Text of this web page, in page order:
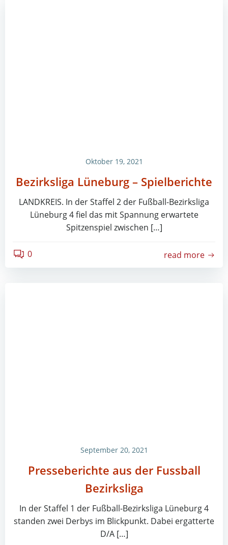
Oktober 19, 2021
Bezirksliga Lüneburg – Spielberichte
LANDKREIS. In der Staffel 2 der Fußball-Bezirksliga
Lüneburg 4 fiel das mit Spannung erwartete
Spitzenspiel zwischen […]
0 read more
September 20, 2021
Presseberichte aus der Fussball
Bezirksliga
In der Staffel 1 der Fußball-Bezirksliga Lüneburg 4
standen zwei Derbys im Blickpunkt. Dabei ergatterte
D/A […]